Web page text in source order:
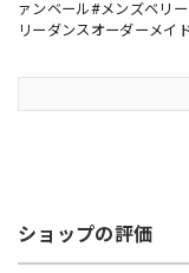
ァンベール#メンズベリ
リーダンスオーダーメイ
ショップの評価